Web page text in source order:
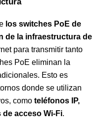
los switches PoE de
de la infraestructura de
para transmitir tanto
PoE eliminan la
Esto es
donde se utilizan
como teléfonos IP,
acceso Wi-Fi.